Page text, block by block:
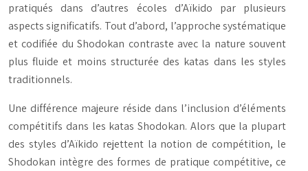
pratiqués dans d’autres écoles d’Aïkido par plusieurs
aspects significatifs. Tout d’abord, l’approche systématique
et codifiée du Shodokan contraste avec la nature souvent
plus fluide et moins structurée des katas dans les styles
traditionnels.
Une différence majeure réside dans l’inclusion d’éléments
compétitifs dans les katas Shodokan. Alors que la plupart
des styles d’Aïkido rejettent la notion de compétition, le
Shodokan intègre des formes de pratique compétitive, ce